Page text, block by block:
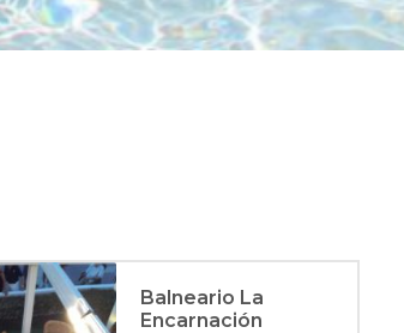
Balneario La
Encarnación